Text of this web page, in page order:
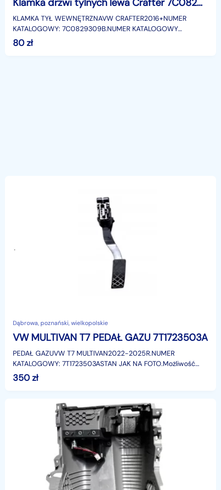
KLAMKA TYŁ WEWNĘTRZNAVW CRAFTER2016+NUMER
KATALOGOWY: 7C0829309B.NUMER KATALOGOWY
7C0829309B WYMIENIA SIE NA: 7C0829309B9B9.Możliwość
wysyłki za pośrednictwem f
80zł
Dąbrowa, poznański, wielkopolskie
VW MULTIVAN T7 PEDAŁ GAZU 7T1723503A
PEDAŁ GAZUVW T7 MULTIVAN2022-2025R.NUMER
KATALOGOWY: 7T1723503ASTAN JAK NA FOTO.Możliwość
wysyłki za pośrednictwem firmy kurierskiej DPD.
350zł